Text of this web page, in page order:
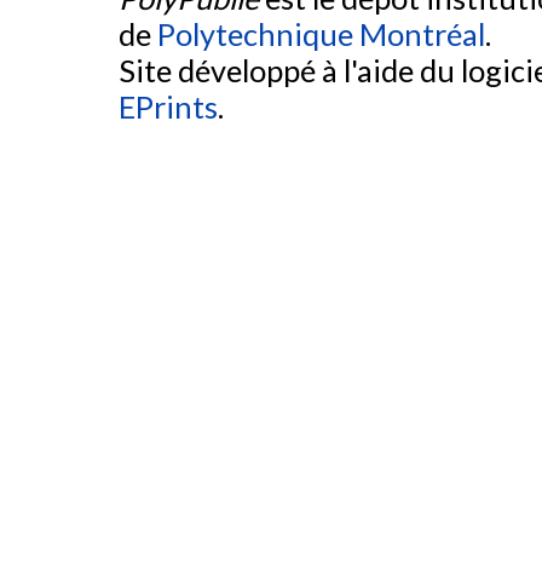
de Polytechnique Montréal.
Site développé à l'aide du
EPrints.